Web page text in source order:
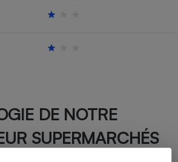
DE NOTRE
SUPERMARCHÉS